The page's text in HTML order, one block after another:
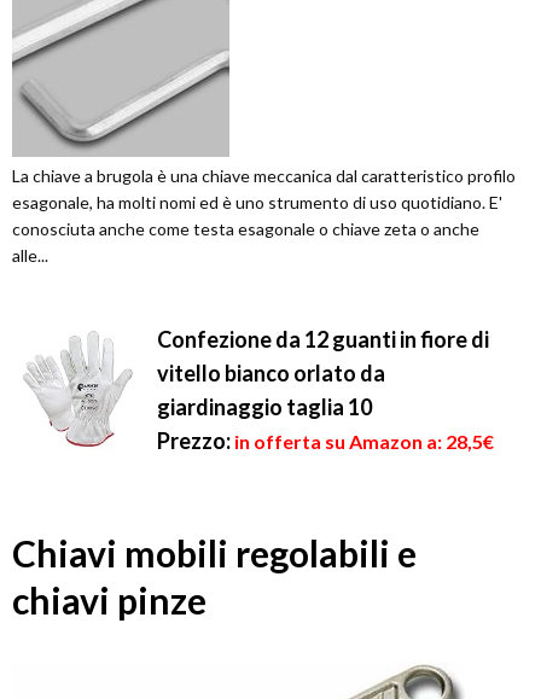
La chiave a brugola è una chiave meccanica dal caratteristico profilo
esagonale, ha molti nomi ed è uno strumento di uso quotidiano. E'
conosciuta anche come testa esagonale o chiave zeta o anche
alle...
Confezione da 12 guanti in fiore di
vitello bianco orlato da
giardinaggio taglia 10
Prezzo: in offerta su Amazon a: 28,5€
Chiavi mobili regolabili e
chiavi pinze